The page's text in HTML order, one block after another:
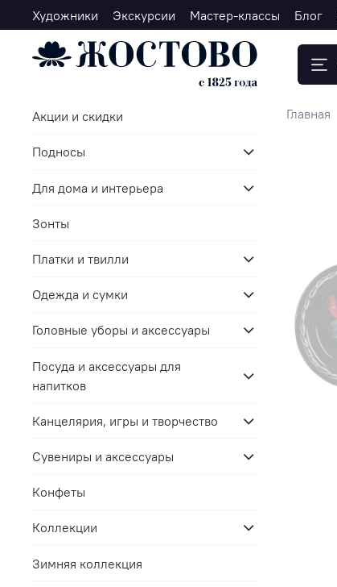
Художники Экскурсии Мастер-классы Блог
Главная
Акции и скидки
Подносы
Для дома и интерьера
Зонты
Платки и твилли
Одежда и сумки
Головные уборы и аксессуары
Посуда и аксессуары для
напитков
Канцелярия, игры и творчество
Сувениры и аксессуары
Конфеты
Коллекции
Зимняя коллекция